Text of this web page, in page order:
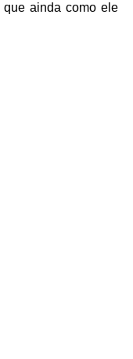
ainda como ele